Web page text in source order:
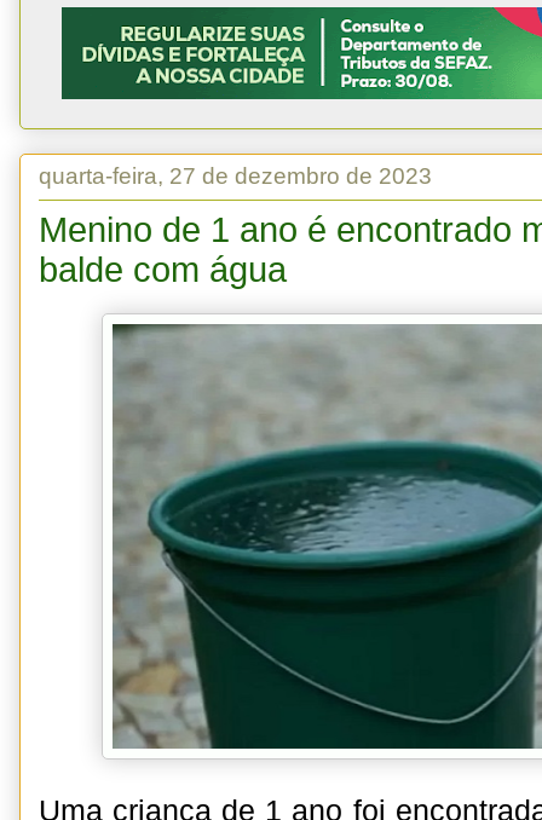
quarta-feira, 27 de dezembro de 2023
Menino de 1 ano é encontrado
balde com água
Uma criança de 1 ano foi